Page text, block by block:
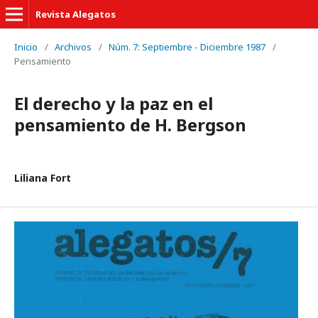
Revista Alegatos
Inicio / Archivos / Núm. 7: Septiembre - Diciembre 1987 /
Pensamiento
El derecho y la paz en el
pensamiento de H. Bergson
Liliana Fort